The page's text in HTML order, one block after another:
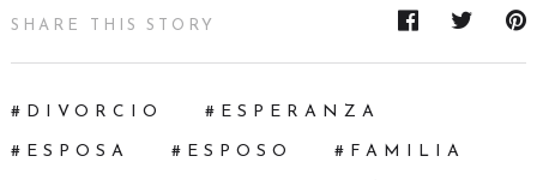
SHARE THIS STORY
DIVORCIO ESPERANZA
ESPOSA ESPOSO FAMILIA